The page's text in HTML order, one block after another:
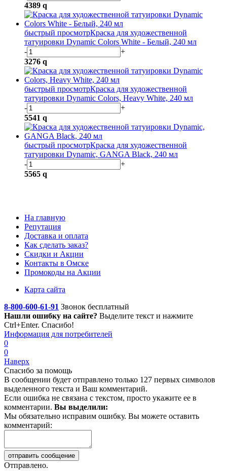
4389 q
быстрый просмотрКраска для художественной
татуировки Dynamic Colors White - Белый, 240 мл
-
+
3276 q
быстрый просмотрКраска для художественной
татуировки Dynamic Colors, Heavy White, 240 мл
-
+
5541 q
быстрый просмотрКраска для художественной
татуировки Dynamic, GANGA Black, 240 мл
-
+
5565 q
На главную
Репутация
Доставка и оплата
Как сделать заказ?
Скидки и Акции
Контакты в Омске
Промокоды на Акции
Карта сайта
8-800-600-61-91 Звонок бесплатный
Нашли ошибку на сайте? Выделите текст и нажмите
Ctrl+Enter. Спасибо!
Информация для потребителей
0
0
Наверх
Спасибо за помощь
В сообщении будет отправлено только 127 первых символов
выделенного текста и Ваш комментарий.
Если ошибка не связана с текстом, просто укажите ее в
комментарии. Вы выделили:
Мы обязательно исправим ошибку. Вы можете оставить
комментарий:
Отправлено.